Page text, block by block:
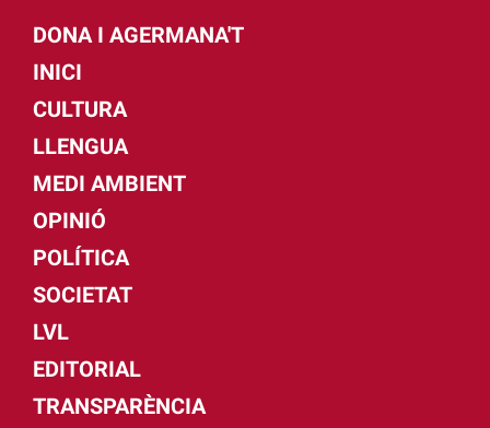
DONA I AGERMANA'T
INICI
CULTURA
LLENGUA
MEDI AMBIENT
OPINIÓ
POLÍTICA
SOCIETAT
LVL
EDITORIAL
TRANSPARÈNCIA